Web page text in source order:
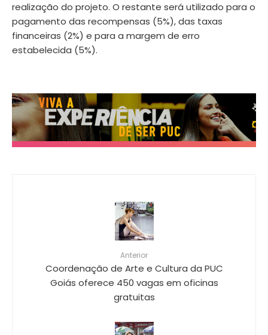
realização do projeto. O restante será utilizado para o
pagamento das recompensas (5%), das taxas
financeiras (2%) e para a margem de erro
estabelecida (5%).
Anterior
Coordenação de Arte e Cultura da PUC
Goiás oferece 450 vagas em oficinas
gratuitas